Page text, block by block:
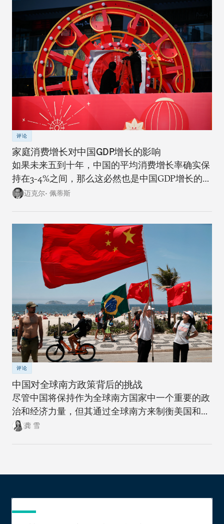
评论
家庭消费增长对中国GDP增长的影响
如果未来五到十年，中国的平均消费增长率确实保
持在3-4%之间，那么这必然也是中国GDP增长的上
限。迈克尔• 佩蒂斯
评论
中国对全球南方政策背后的挑战
尽管中国将保持作为全球南方国家中一个重要的政
治和经济力量，但其通过全球南方来制衡美国和全
球北方的雄心计划远非十拿九稳。
龚 雪